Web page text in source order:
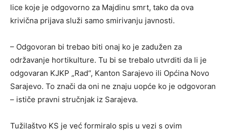
lice koje je odgovorno za Majdinu smrt, tako da ova
krivična prijava služi samo smirivanju javnosti.
– Odgovoran bi trebao biti onaj ko je zadužen za
održavanje hortikulture. Tu bi se trebalo utvrditi da li je
odgovaran KJKP „Rad“, Kanton Sarajevo ili Općina Novo
Sarajevo. To znači da oni ne znaju uopće ko je odgovoran
– ističe pravni stručnjak iz Sarajeva.
Tužilaštvo KS je već formiralo spis u vezi s ovim